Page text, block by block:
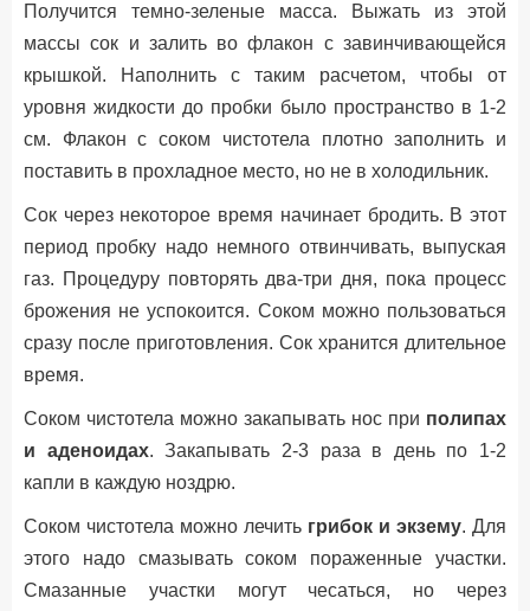
Получится темно-зеленые масса. Выжать из этой
массы сок и залить во флакон с завинчивающейся
крышкой. Наполнить с таким расчетом, чтобы от
уровня жидкости до пробки было пространство в 1-2
см. Флакон с соком чистотела плотно заполнить и
поставить в прохладное место, но не в холодильник.
Сок через некоторое время начинает бродить. В этот
период пробку надо немного отвинчивать, выпуская
газ. Процедуру повторять два-три дня, пока процесс
брожения не успокоится. Соком можно пользоваться
сразу после приготовления. Сок хранится длительное
время.
Соком чистотела можно закапывать нос при полипах
и аденоидах. Закапывать 2-3 раза в день по 1-2
капли в каждую ноздрю.
Соком чистотела можно лечить грибок и экзему. Для
этого надо смазывать соком пораженные участки.
Смазанные участки могут чесаться, но через